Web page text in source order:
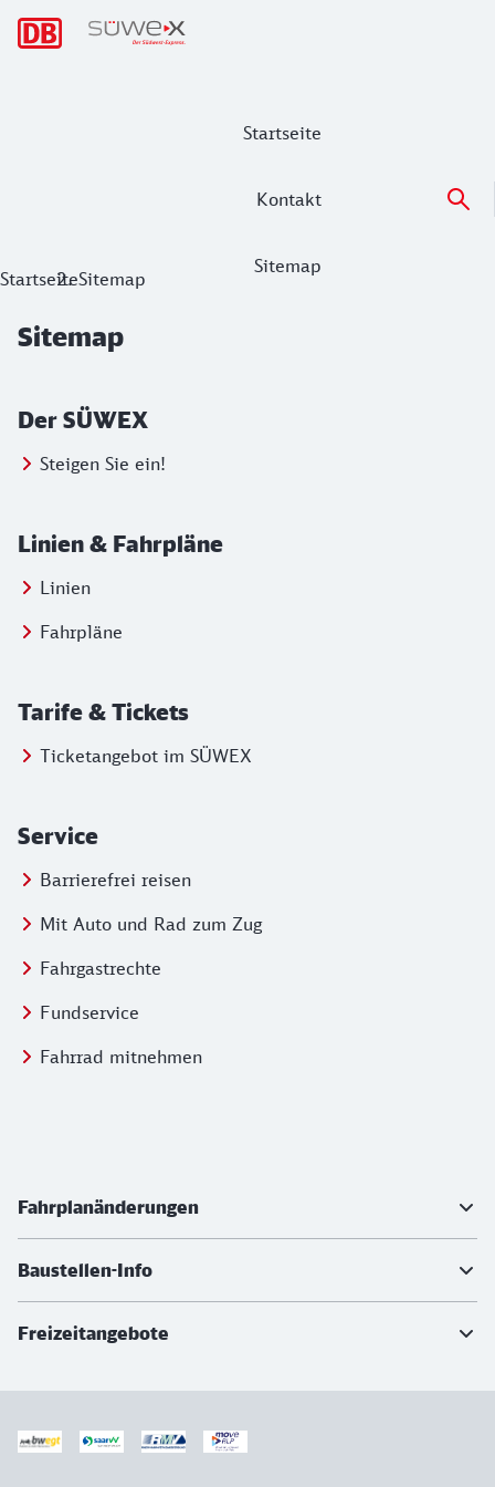
Startseite
Kontakt
Sitemap
Hauptnavigation
Sitemap
StartseiteSitemap
Sitemap
Der SÜWEX
Steigen Sie ein!
Linien & Fahrpläne
Linien
Fahrpläne
Tarife & Tickets
Ticketangebot im SÜWEX
Service
Barrierefrei reisen
Mit Auto und Rad zum Zug
Fahrgastrechte
Fundservice
Fahrrad mitnehmen
Fahrplanänderungen
Baustellen-Info
Freizeitangebote